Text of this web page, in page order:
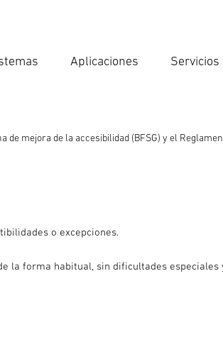
Aplicaciones Servicios
mejora de la accesibilidad (BFSG) y el
o excepciones.
la forma habitual, sin dificultades especiales